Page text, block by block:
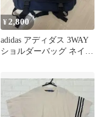
¥2,800
adidas アディダス 3WAY
ショルダーバッグ ネイビ